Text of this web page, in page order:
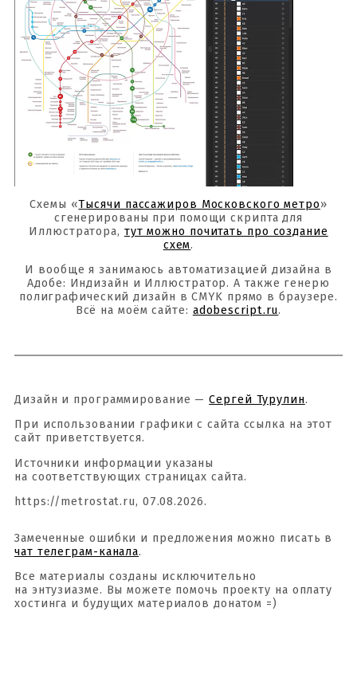
Схемы «Тысячи пассажиров Московского метро»
сгенерированы при помощи скрипта для
Иллюстратора, тут можно почитать про создание
схем.
И вообще я занимаюсь автоматизацией дизайна в
Адобе: Индизайн и Иллюстратор. А также генерю
полиграфический дизайн в CMYK прямо в браузере.
Всё на моём сайте: adobescript.ru.
Дизайн и программирование —Сергей Турулин.
При использовании графики с сайта ссылка на этот
сайт приветствуется.
Источники информации указаны
на соответствующих страницах сайта.
https://metrostat.ru, 07.08.2026.
Замеченные ошибки и предложения можно писать в
чат телеграм-канала.
Все материалы созданы исключительно
на энтузиазме. Вы можете помочь проекту на оплату
хостинга и будущих материалов донатом =)